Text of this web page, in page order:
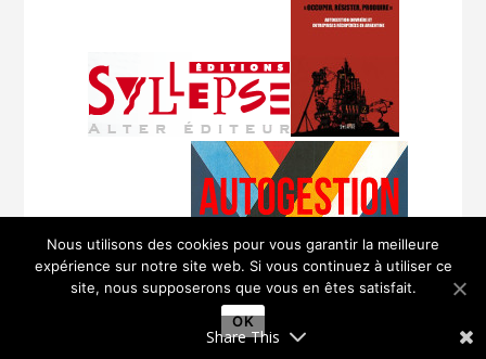
Share This
Nous utilisons des cookies pour vous garantir la meilleure
expérience sur notre site web. Si vous continuez à utiliser ce
site, nous supposerons que vous en êtes satisfait.
OK